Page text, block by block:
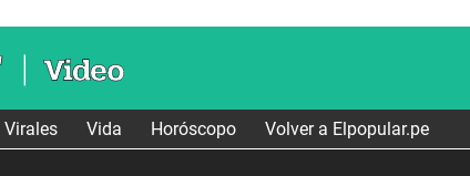
Virales Vida Horóscopo Volver a Elpopular.pe